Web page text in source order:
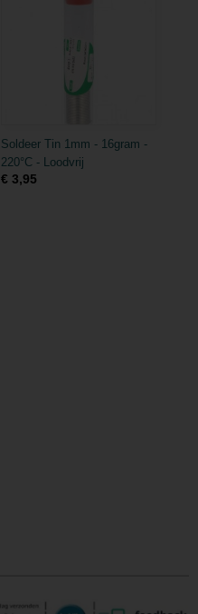
Soldeer Tin 1mm - 16gram -
220°C - Loodvrij
€ 3,95